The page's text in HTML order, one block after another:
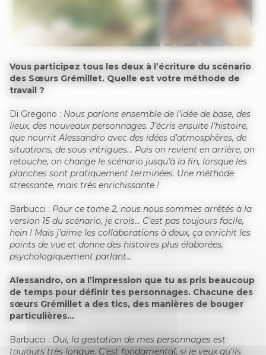
Vous participez tous les deux à l’écriture du scénario
des Sœurs Grémillet. Quelle est votre méthode de
travail ?
Di Gregorio : Nous parlons ensemble de l’idée de base, des
lieux, des nouveaux personnages. J’écris ensuite l’histoire,
que nourrit Alessandro avec des idées d’atmosphères, de
situations, de sous-intrigues… Puis on revient en arrière, on
retouche, on change le scénario jusqu’à la fin, lorsque les
planches sont pratiquement terminées. Une méthode
stressante, mais très enrichissante !
Barbucci : Pour ce tome 2, nous nous sommes arrêtés à la
version 15 du scénario, je crois… C’est pas toujours facile,
hein ! Mais j’aime les collaborations à deux, ça enrichit les
points de vue et donne des histoires plus élaborées,
psychologiquement parlant…
Alessandro, on a l’impression que tu as pris beaucoup
de temps pour définir tes personnages. Chacune des
sœurs Grémillet a des tics, des manières de bouger
particulières…
Barbucci : Oui, la gestation de mes personnages est
toujours très longue. C’est fondamental, si je veux qu’ils